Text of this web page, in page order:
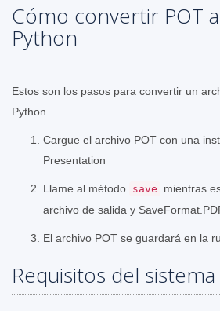
Cómo convertir POT
Python
Estos son los pasos para convertir un
Python.
Cargue el archivo POT con una
Presentation
Llame al método save
mientras
archivo de salida y
El archivo POT se guardará en la
Requisitos del sistema